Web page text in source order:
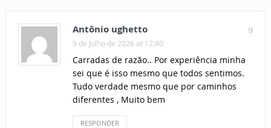
9
Antônio ughetto
9 de Julho de 2026 at 12:40
Carradas de razão.. Por experiência minha
sei que é isso mesmo que todos sentimos.
Tudo verdade mesmo que por caminhos
diferentes , Muito bem
RESPONDER